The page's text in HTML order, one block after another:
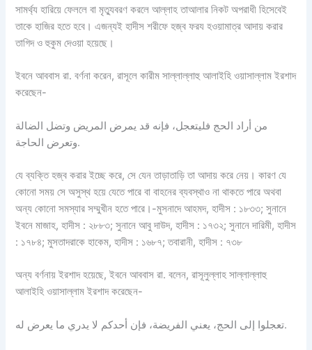
সামর্থ্য হারিয়ে ফেললে বা মৃত্যুবরণ করলে আল্লাহ তাআলার নিকট অপরাধী হিসেবেই
তাকে হাজির হতে হবে। এজন্যই হাদীস শরীফে হজ্ব ফরয হওয়ামাত্র আদায় করার
তাগিদ ও হুকুম দেওয়া হয়েছে।
ইবনে আববাস রা. বর্ণনা করেন, রাসূলে কারীম সাল্লাল্লাহু আলাইহি ওয়াসাল্লাম ইরশাদ
করেছেন-
من أراد الحج فليتعجل، فإنه قد يمرض المريض وتضل الضالة
وتعرض الحاجة.
যে ব্যক্তি হজ্ব করার ইচ্ছে করে, সে যেন তাড়াতাড়ি তা আদায় করে নেয়। কারণ যে
কোনো সময় সে অসুস্থ হয়ে যেতে পারে বা বাহনের ব্যবস্থাও না থাকতে পারে অথবা
অন্য কোনো সমস্যার সম্মুখীন হতে পারে।-মুসনাদে আহমদ, হাদীস : ১৮৩৩; সুনানে
ইবনে মাজাহ, হাদীস : ২৮৮৩; সুনানে আবু দাউদ, হাদীস : ১৭৩২; সুনানে দারিমী, হাদীস
: ১৭৮৪; মুসতাদরাকে হাকেম, হাদীস : ১৬৮৭; তবারানী, হাদীস : ৭৩৮
অন্য বর্ণনায় ইরশাদ হয়েছে, ইবনে আববাস রা. বলেন, রাসূলুল্লাহ সাল্লাল্লাহু
আলাইহি ওয়াসাল্লাম ইরশাদ করেছেন-
تعجلوا إلى الحج، يعني الفريضة، فإن أحدكم لا يدري ما يعرض له.